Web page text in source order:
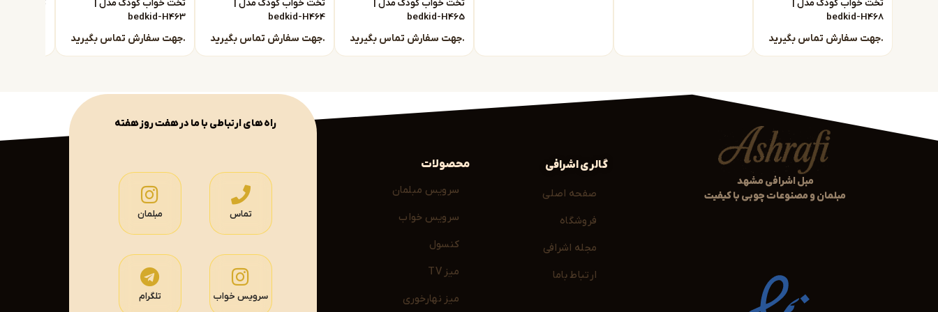
برای سفارشات با این شماره تماس حاصل فرمائید :
تخت خواب کودک مدل |
bedkid-H468
جهت سفارش تماس بگیرید.
تخت خواب کودک مدل |
bedkid-H465
جهت سفارش تماس بگیرید.
تخت خواب کودک مدل |
bedkid-H464
جهت سفارش تماس بگیرید.
تخت خواب کودک مدل |
bedkid-H463
جهت سفارش تماس بگیرید.
تخت خواب
مبل اشرافی مشهد
مبلمان و مصنوعات چوبی با کیفیت
گالری اشرافی محصولات
صفحه اصلی
فروشگاه
مجله اشرافی
ارتباط باما
سرویس مبلمان
سرویس خواب
کنسول
میز TV
میز نهارخوری
راه های ارتباطی با ما در هفت روز هفته
تماس مبلمان
سرویس خواب تلگرام